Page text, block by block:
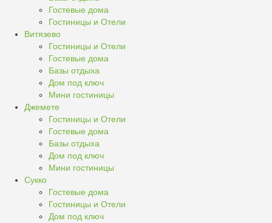
Гостевые дома
Гостиницы и Отели
Витязево
Гостиницы и Отели
Гостевые дома
Базы отдыха
Дом под ключ
Мини гостиницы
Джемете
Гостиницы и Отели
Гостевые дома
Базы отдыха
Дом под ключ
Мини гостиницы
Сукко
Гостевые дома
Гостиницы и Отели
Дом под ключ